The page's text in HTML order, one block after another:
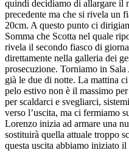
quindi decidiamo di allargare il
precedente ma che si rivela un
20cm. A questo punto ci
Somma che Scotta nel quale
rivela il secondo fiasco di
direttamente nella galleria dei
prosecuzione. Torniamo in
già le due di notte. La mattina
pelo estivo non è il massimo
per scaldarci e svegliarci,
verso l’uscita, ma ci fermiamo
Lorenzo inizia ad armare una
sostituirà quella attuale troppo
questa uscita abbiamo iniziato